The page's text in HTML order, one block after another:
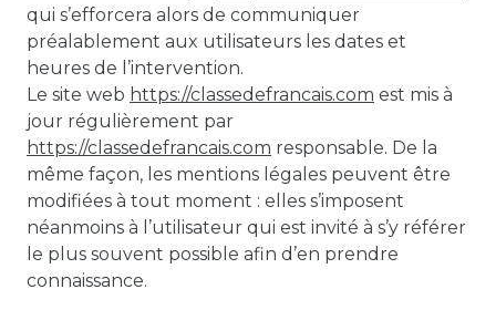
qui s’efforcera alors de communiquer
préalablement aux utilisateurs les dates et
heures de l’intervention.
Le site web https://classedefrancais.com est mis à
jour régulièrement par
https://classedefrancais.com responsable. De la
même façon, les mentions légales peuvent être
modifiées à tout moment : elles s’imposent
néanmoins à l’utilisateur qui est invité à s’y référer
le plus souvent possible afin d’en prendre
connaissance.